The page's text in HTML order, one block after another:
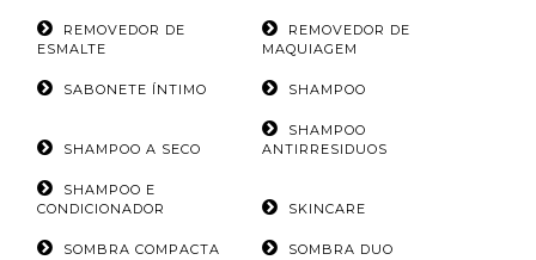
REMOVEDOR DE
ESMALTE
REMOVEDOR DE
MAQUIAGEM
SABONETE ÍNTIMO SHAMPOO
SHAMPOO A SECO
SHAMPOO
ANTIRRESIDUOS
SHAMPOO E
CONDICIONADOR
SKINCARE
SOMBRA COMPACTA SOMBRA DUO